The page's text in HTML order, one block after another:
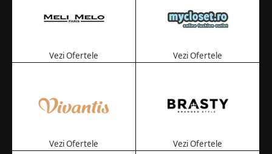
Vezi Ofertele Vezi Ofertele
Vezi Ofertele Vezi Ofertele